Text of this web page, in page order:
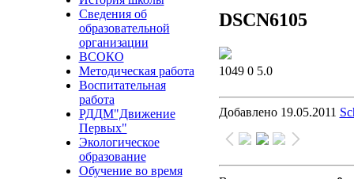
Сведения об
образовательной
организации
ВСОКО
Методическая работа
Воспитательная
работа
РДДМ"Движение
Первых"
Экологическое
образование
Обучение во время
DSCN6105
1049 0 5.0
Добавлено19.05.2011